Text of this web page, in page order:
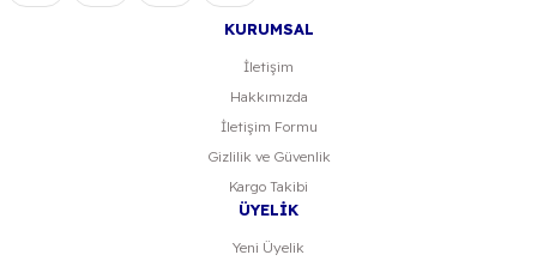
KURUMSAL
İletişim
Hakkımızda
İletişim Formu
Gizlilik ve Güvenlik
Kargo Takibi
ÜYELİK
Yeni Üyelik